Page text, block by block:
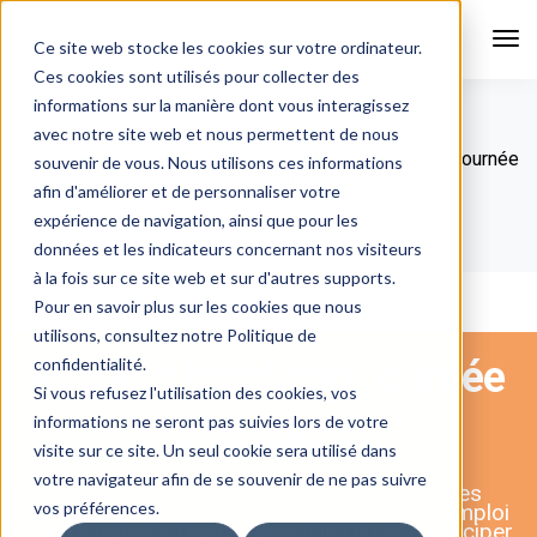
Ce site web stocke les cookies sur votre ordinateur.
Ces cookies sont utilisés pour collecter des
informations sur la manière dont vous interagissez
avec notre site web et nous permettent de nous
souvenir de vous. Nous utilisons ces informations
afin d'améliorer et de personnaliser votre
expérience de navigation, ainsi que pour les
données et les indicateurs concernant nos visiteurs
à la fois sur ce site web et sur d'autres supports.
Pour en savoir plus sur les cookies que nous
utilisons, consultez notre Politique de
confidentialité.
Si vous refusez l'utilisation des cookies, vos
informations ne seront pas suivies lors de votre
visite sur ce site. Un seul cookie sera utilisé dans
votre navigateur afin de se souvenir de ne pas suivre
vos préférences.
Diversidées Formations
Mission handicap, journée
Mission handicap, journée
d’actualité
Cette formation permet de faire le point sur les
évolutions réglementaires de l’Obligation d’Emploi